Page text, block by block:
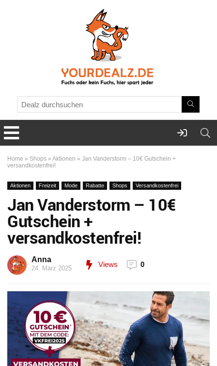
Home » Shops » Aktionen » Jan Vanderstorm – 10€ Gutschein +
versandkostenfrei!
Aktionen Freizeit Mode Rabatte Shops Versandkostenfrei
Jan Vanderstorm – 10€
Gutschein +
versandkostenfrei!
Anna
24. März 2025 Views 0